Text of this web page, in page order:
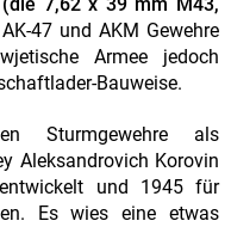
47 und AKM Gewehre
Armee jedoch
Bauweise.
Sturmgewehre als
Aleksandrovich Korovin
und 1945 für
Es wies eine etwas